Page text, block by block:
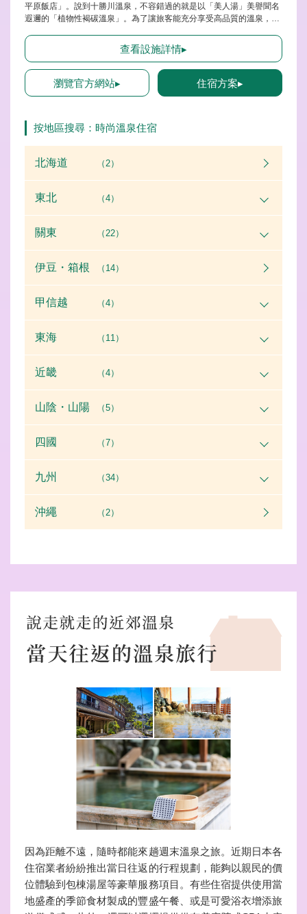
平原飯店」。說到十勝川溫泉，不容錯過的就是以「美人湯」美譽聞名
遐邇的「植物性褐碳溫泉」。為了讓旅客能充分享受高品質的溫泉，旅
豐富多樣的浴池。不僅能品嚐來自北海道及十勝的嚴選食材製成的美味
料理，集結西式、中式、洋式的BUFFET住宿方案也相當受到旅客青
睞。另外，在餐廳還能品嚐日本料理、法式料理、十勝當地食材等佳
餚，多樣化的美食帶來令人雀躍的味蕾享受。館內駐有通曉外文的服務
人員及外文菜單，外國旅客也能安心入住。
查看設施詳情▸
瀏覽官方網站▸ 住宿方案▸
按地區搜尋：時尚溫泉住宿
北海道 （2）
東北 （4）
關東 （22）
伊豆・箱根 （14）
甲信越 （4）
東海 （11）
近畿 （4）
山陰・山陽 （5）
四國 （7）
九州 （34）
沖繩 （2）
因為距離不遠，隨時都能來趟週末溫泉之旅。近期日本各
住宿業者紛紛推出當日往返的行程規劃，能夠以親民的價
位體驗到包棟湯屋等豪華服務項目。有些住宿提供使用當
地盛產的季節食材製成的豐盛午餐、或是可愛浴衣增添旅